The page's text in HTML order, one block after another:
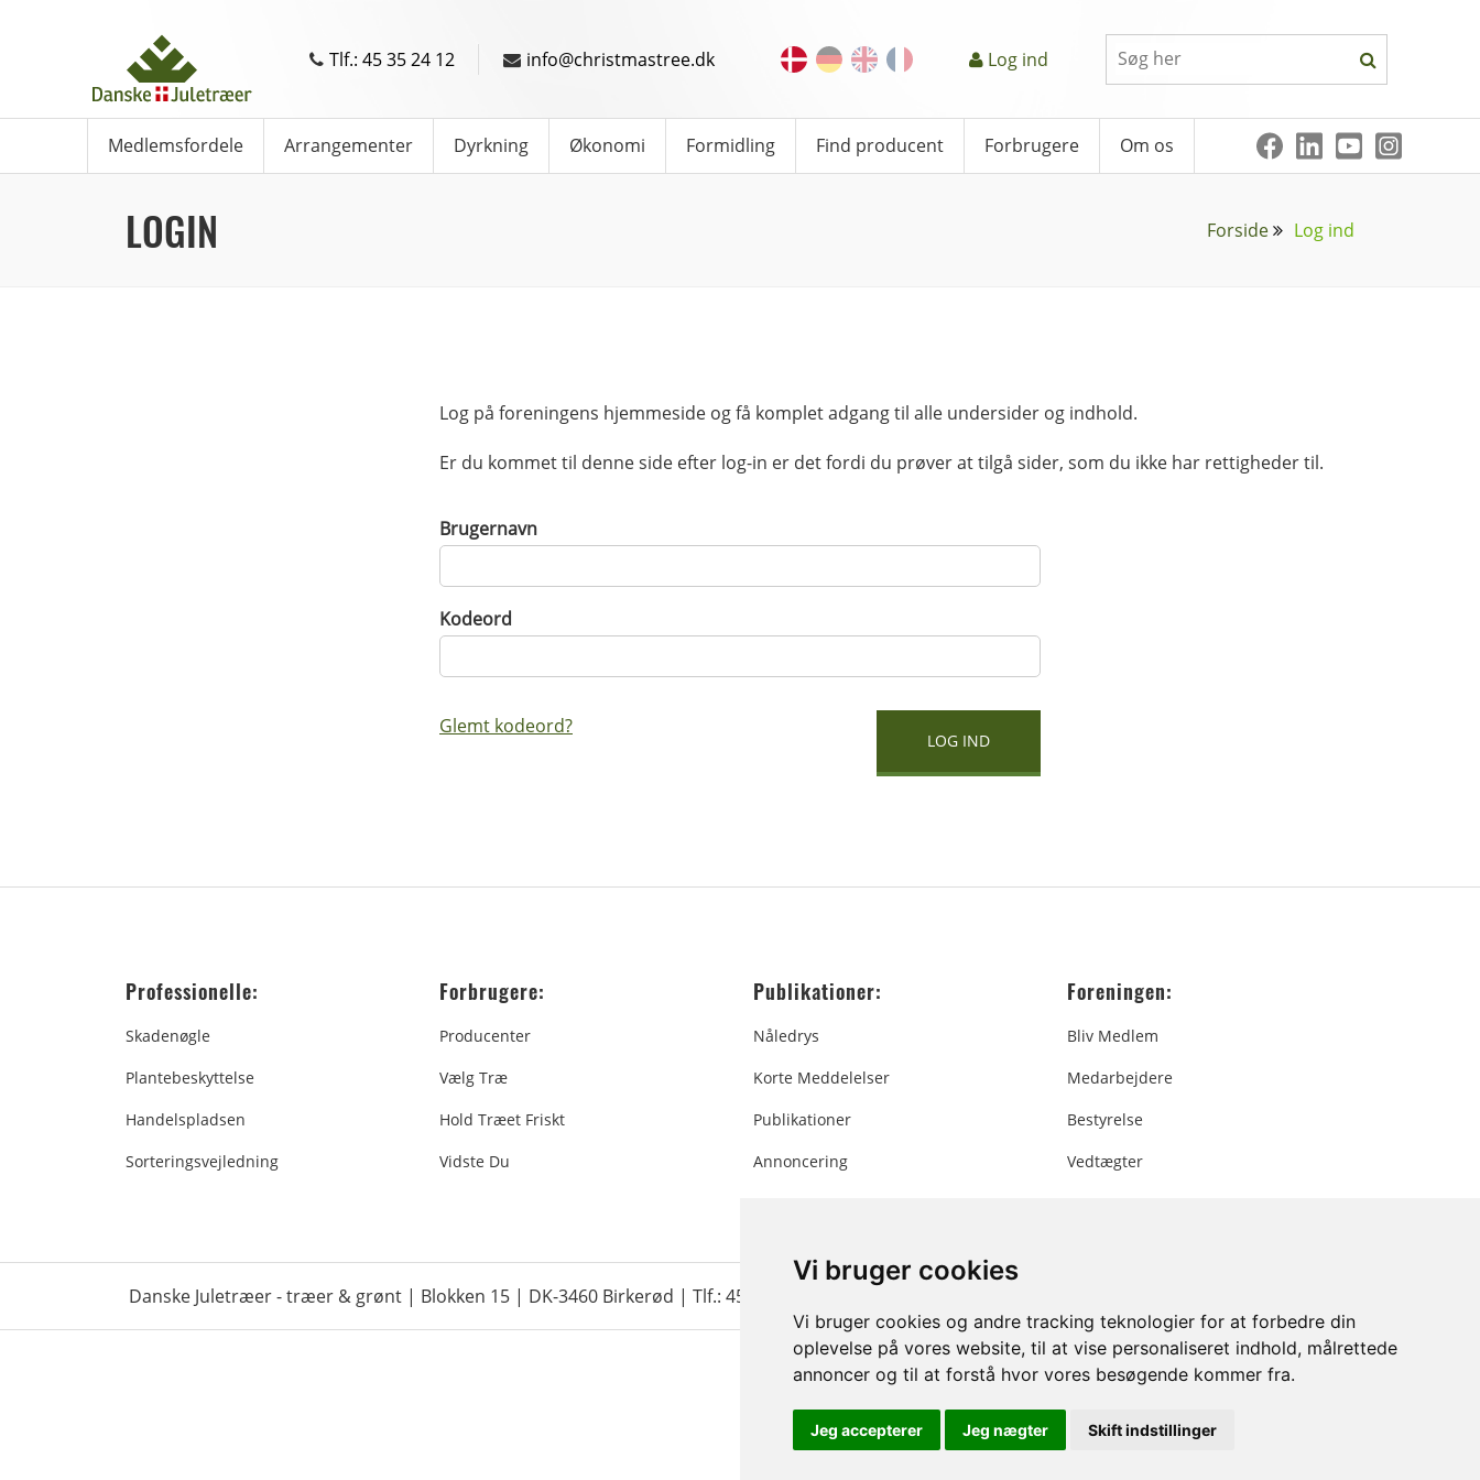
Vi bruger cookies
Vi bruger cookies og andre tracking teknologier for at forbedre din
oplevelse på vores website, til at vise personaliseret indhold, målrettede
annoncer og til at forstå hvor vores besøgende kommer fra.
Jeg accepterer Jeg nægter Skift indstillinger
Tlf.: 45 35 24 12 info@christmastree.dk Log ind
Medlemsfordele Arrangementer Dyrkning Økonomi Formidling Find producent Forbrugere Om os
LOGIN Forside Log ind
Log på foreningens hjemmeside og få komplet adgang til alle undersider og indhold.
Er du kommet til denne side efter log-in er det fordi du prøver at tilgå sider, som du ikke har rettigheder til.
Brugernavn
Kodeord
Glemt kodeord?
Professionelle:
Skadenøgle
Plantebeskyttelse
Handelspladsen
Sorteringsvejledning
Forbrugere:
Producenter
Vælg Træ
Hold Træet Friskt
Vidste Du
Publikationer:
Nåledrys
Korte Meddelelser
Publikationer
Annoncering
Foreningen:
Bliv Medlem
Medarbejdere
Bestyrelse
Vedtægter
Danske Juletræer - træer & grønt | Blokken 15 | DK-3460 Birkerød | Tlf.: 45 35 24 12